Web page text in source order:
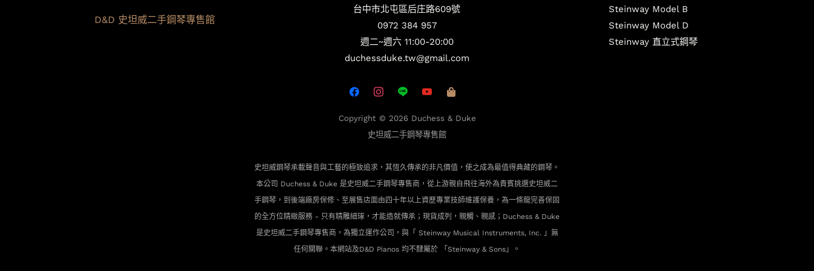
D&D 史坦威二手鋼琴專售館
台中市北屯區后庄路609號
0972 384 957
週二~週六 11:00-20:00
duchessduke.tw@gmail.com
Steinway Model B
Steinway Model D
Steinway 直立式鋼琴
Copyright © 2026 Duchess & Duke
史坦威二手鋼琴專售館
史坦威鋼琴承載聲音與工藝的極致追求，其恆久傳承的非凡價值，使之成為最值得典藏的鋼琴。
本公司 Duchess & Duke 是史坦威二手鋼琴專售商，從上游親自飛往海外為貴賓挑選史坦威二
手鋼琴，到後端廠房保修、至展售店面由四十年以上資歷專業技師維護保養，為一條龍完善保固
的全方位精緻服務 - 只有精雕細琢，才能造就傳承；現貨成列，親觸、親感；Duchess & Duke
是史坦威二手鋼琴專售商，為獨立運作公司，與「 Steinway Musical Instruments, Inc. 」無
任何關聯。本網站及D&D Pianos 均不隸屬於 「Steinway & Sons」。